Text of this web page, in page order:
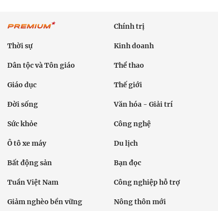
Chính trị
Thời sự Kinh doanh
Dân tộc và Tôn giáo Thể thao
Giáo dục Thế giới
Đời sống Văn hóa - Giải trí
Sức khỏe Công nghệ
Ô tô xe máy Du lịch
Bất động sản Bạn đọc
Tuần Việt Nam Công nghiệp hỗ trợ
Giảm nghèo bền vững Nông thôn mới